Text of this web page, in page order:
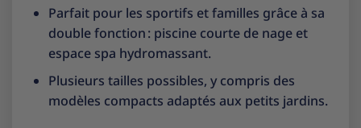
Parfait pour les sportifs et familles grâce à sa
double fonction : piscine courte de nage et
espace spa hydromassant.
Plusieurs tailles possibles, y compris des
modèles compacts adaptés aux petits jardins.